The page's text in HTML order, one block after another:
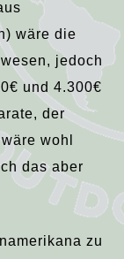
wäre die
jedoch
und 4.300€
der
wohl
das aber
zu